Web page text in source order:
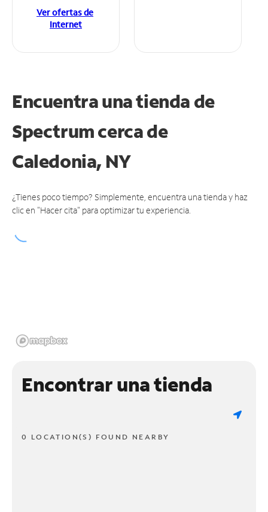
Ver ofertas de
Internet
Encuentra una tienda de
Spectrumcerca de
Caledonia, NY
¿Tienes poco tiempo? Simplemente, encuentra una tienda y haz
clic en "Hacer cita" para optimizar tu experiencia.
Encontrar una tienda
0 LOCATION(S) FOUND NEARBY